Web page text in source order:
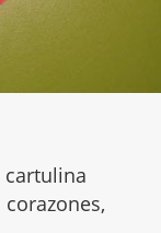
cartulina